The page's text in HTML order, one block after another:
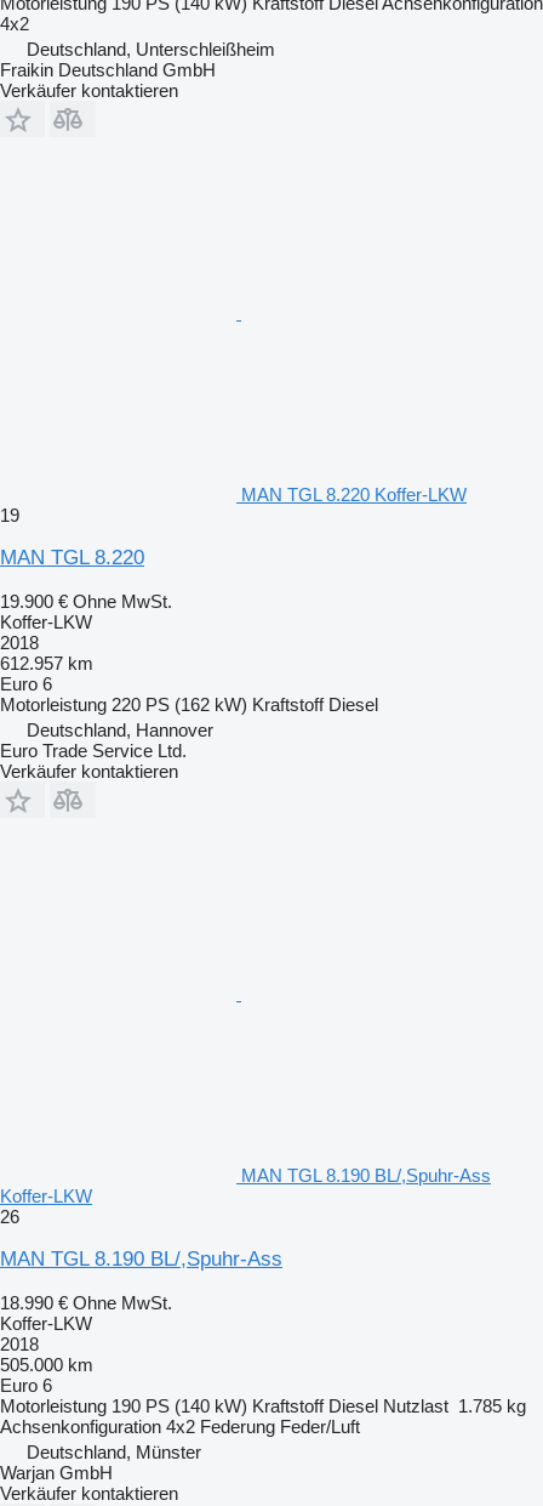
4x2
Deutschland, Unterschleißheim
Fraikin Deutschland GmbH
Verkäufer kontaktieren
MAN TGL 8.220 Koffer-LKW
19
MAN TGL 8.220
19.900 € Ohne MwSt.
Koffer-LKW
2018
612.957 km
Euro 6
Motorleistung 220 PS (162 kW) Kraftstoff Diesel
Deutschland, Hannover
Euro Trade Service Ltd.
Verkäufer kontaktieren
MAN TGL 8.190 BL/,Spuhr-Ass
Koffer-LKW
26
MAN TGL 8.190 BL/,Spuhr-Ass
18.990 € Ohne MwSt.
Koffer-LKW
2018
505.000 km
Euro 6
Motorleistung 190 PS (140 kW) Kraftstoff Diesel Nutzlast 1.785 kg
Achsenkonfiguration 4x2 Federung Feder/Luft
Deutschland, Münster
Warjan GmbH
Verkäufer kontaktieren